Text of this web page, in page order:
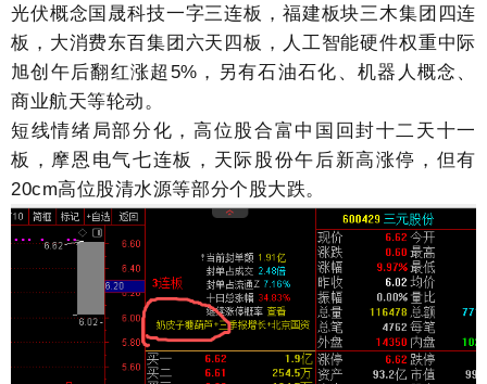
光伏概念国晟科技一字三连板，福建板块三木集团四连
板，大消费东百集团六天四板，人工智能硬件权重中际
旭创午后翻红涨超5%，另有石油石化、机器人概念、
商业航天等轮动。
短线情绪局部分化，高位股合富中国回封十二天十一
板，摩恩电气七连板，天际股份午后新高涨停，但有
20cm高位股清水源等部分个股大跌。